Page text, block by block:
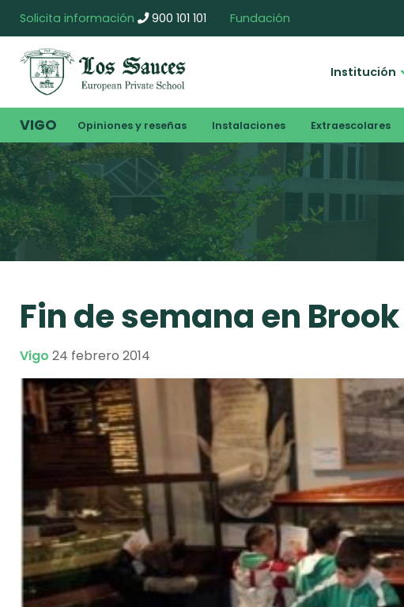
Solicita información 900 101 101 Fundación
Institución
VIGO Opiniones y reseñas Instalaciones Extraescolares
Fin de semana en
Vigo 24 febrero 2014